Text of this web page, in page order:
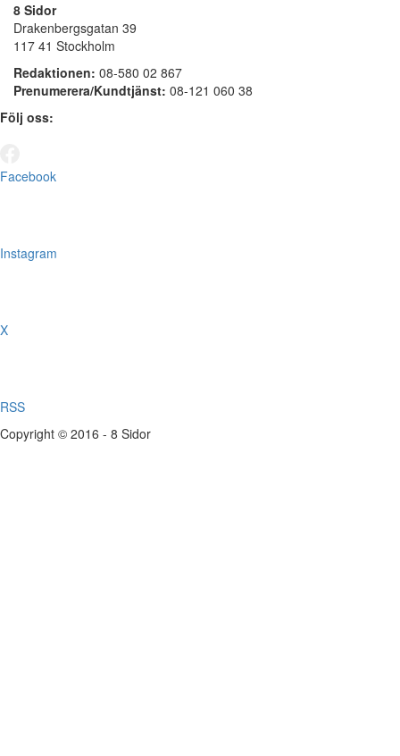
8 Sidor
Drakenbergsgatan 39
117 41 Stockholm
Redaktionen: 08-580 02 867
Prenumerera/Kundtjänst: 08-121 060 38
Följ oss:
Facebook
Instagram
X
RSS
Copyright © 2016 - 8 Sidor